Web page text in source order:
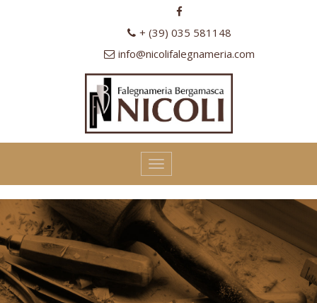
+ (39) 035 581148
info@nicolifalegnameria.com
Toggle
navigation